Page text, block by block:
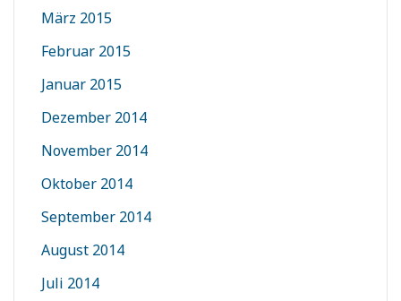
März 2015
Februar 2015
Januar 2015
Dezember 2014
November 2014
Oktober 2014
September 2014
August 2014
Juli 2014